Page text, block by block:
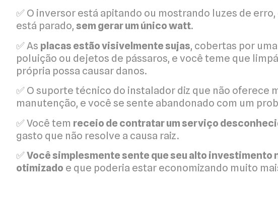
✅ O inversor está apitando ou mostrando luzes de
está parado, sem gerar um único watt.
✅ As placas estão visivelmente sujas, cobertas por
poluição ou dejetos de pássaros, e você teme que
própria possa causar danos.
✅ O suporte técnico do instalador diz que não oferece
manutenção, e você se sente abandonado com um
✅ Você tem receio de contratar um serviço
gasto que não resolve a causa raiz.
✅Você simplesmente sente que seu alto investimento
otimizado e que poderia estar economizando muito